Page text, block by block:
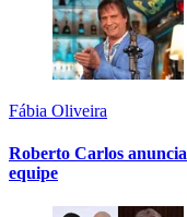
Fábia Oliveira
Roberto Carlos
equipe